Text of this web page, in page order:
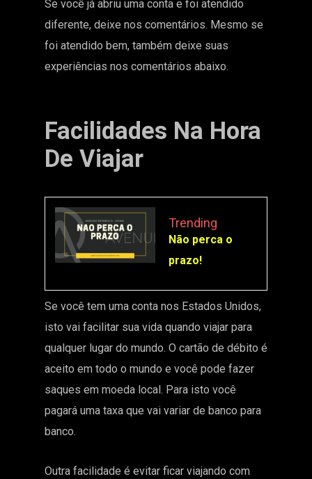
Se você já abriu uma conta e foi atendido
diferente, deixe nos comentários. Mesmo se
foi atendido bem, também deixe suas
experiências nos comentários abaixo.
Facilidades Na Hora
De Viajar
Trending
Não perca o
prazo!
Se você tem uma conta nos Estados Unidos,
isto vai facilitar sua vida quando viajar para
qualquer lugar do mundo. O cartão de débito é
aceito em todo o mundo e você pode fazer
saques em moeda local. Para isto você
pagará uma taxa que vai variar de banco para
banco.
Outra facilidade é evitar ficar viajando com